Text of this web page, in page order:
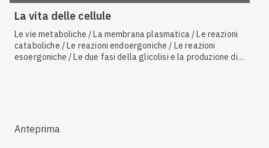
La vita delle cellule
Le vie metaboliche / La membrana plasmatica / Le reazioni
cataboliche / Le reazioni endoergoniche / Le reazioni
esoergoniche / Le due fasi della glicolisi e la produzione di
Anteprima